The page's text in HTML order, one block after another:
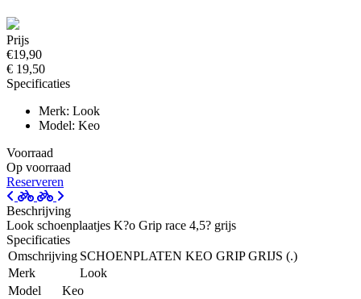
Prijs
€19,90
€ 19,50
Specificaties
Merk: Look
Model: Keo
Voorraad
Op voorraad
Reserveren
Beschrijving
Look schoenplaatjes K?o Grip race 4,5? grijs
Specificaties
Omschrijving SCHOENPLATEN KEO GRIP GRIJS (.)
Merk
Look
Model
Keo